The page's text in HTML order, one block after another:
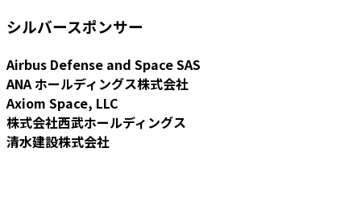
シルバースポンサー
Airbus Defense and Space SAS
ANA ホールディングス株式会社
Axiom Space, LLC
株式会社西武ホールディングス
清水建設株式会社